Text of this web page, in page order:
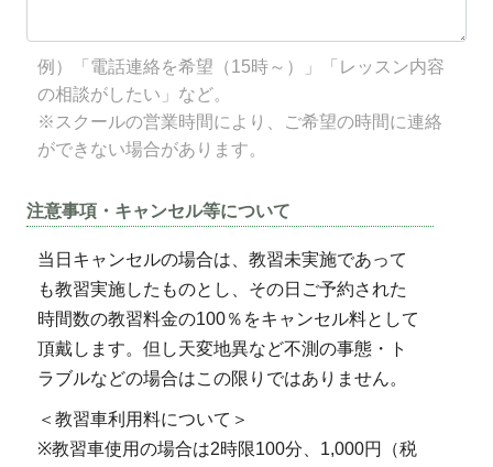
例）「電話連絡を希望（15時～）」「レッスン内容
の相談がしたい」など。
※スクールの営業時間により、ご希望の時間に連絡
ができない場合があります。
注意事項・キャンセル等について
当日キャンセルの場合は、教習未実施であって
も教習実施したものとし、その日ご予約された
時間数の教習料金の100％をキャンセル料として
頂戴します。但し天変地異など不測の事態・ト
ラブルなどの場合はこの限りではありません。
＜教習車利用料について＞
※教習車使用の場合は2時限100分、1,000円（税